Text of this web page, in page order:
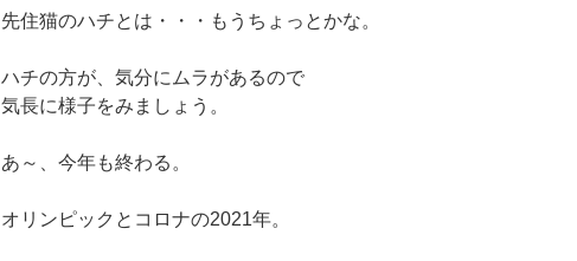
先住猫のハチとは・・・もうちょっとかな。
ハチの方が、気分にムラがあるので
気長に様子をみましょう。
あ～、今年も終わる。
オリンピックとコロナの2021年。